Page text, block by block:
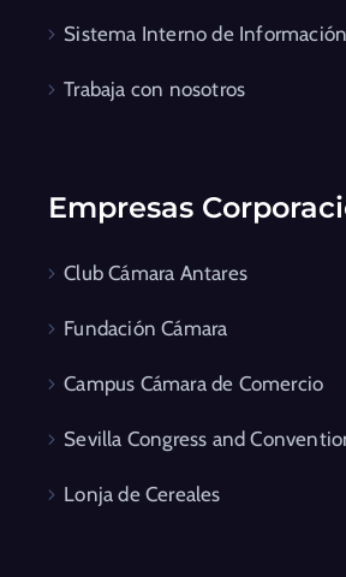
Sistema Interno de Información
Trabaja con nosotros
Empresas
Club Cámara Antares
Fundación Cámara
Campus Cámara de Comercio
Sevilla Congress and
Lonja de Cereales